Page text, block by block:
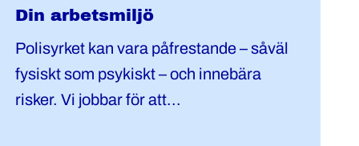
Din arbetsmiljö
Polisyrket kan vara påfrestande – såväl
fysiskt som psykiskt – och innebära
risker. Vi jobbar för att...